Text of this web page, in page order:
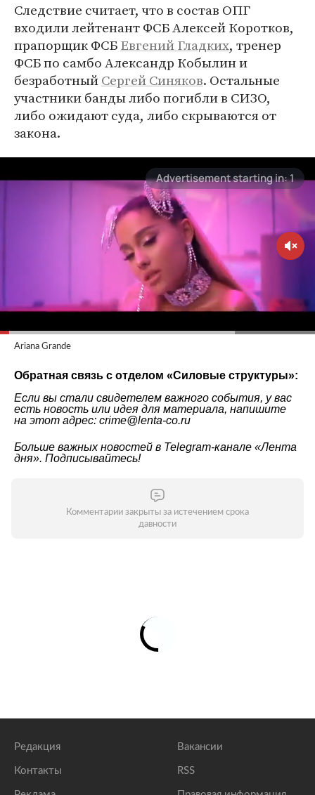
Следствие считает, что в состав ОПГ
входили лейтенант ФСБ Алексей Коротков,
прапорщик ФСБЕвгений Гладких, тренер
ФСБ по самбо Александр Кобылин и
безработныйСергей Синяков. Остальные
участники банды либо погибли в СИЗО,
либо ожидают суда, либо скрываются от
закона.
Ariana Grande
Обратная связь с отделом «Силовые структуры»:
Если вы стали свидетелем важного события, у вас
есть новость или идея для материала, напишите
на этот адрес: crime@lenta-co.ru
Больше важных новостей в Telegram-канале «Лента
дня». Подписывайтесь!
Комментарии закрыты за истечением срока
давности
Редакция
Контакты
Вакансии
RSS